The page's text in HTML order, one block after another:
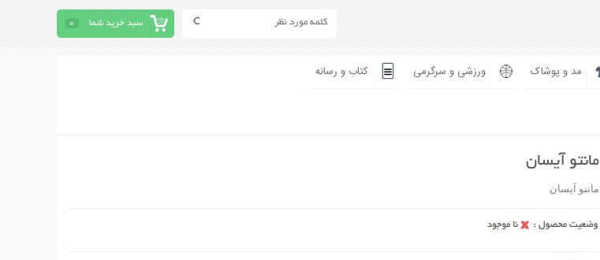
سبد خرید شما 0
مد و پوشاک ورزشی و سرگرمی کتاب و رسانه
مانتو آیسان
مانتو آیسان